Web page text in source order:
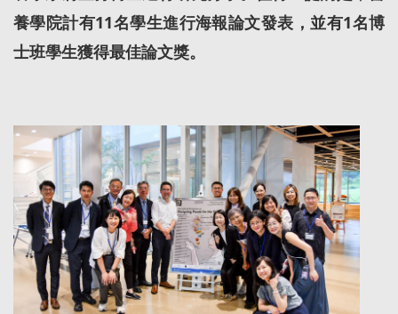
養學院計有11名學生進行海報論文發表，並有1名博
士班學生獲得最佳論文獎。